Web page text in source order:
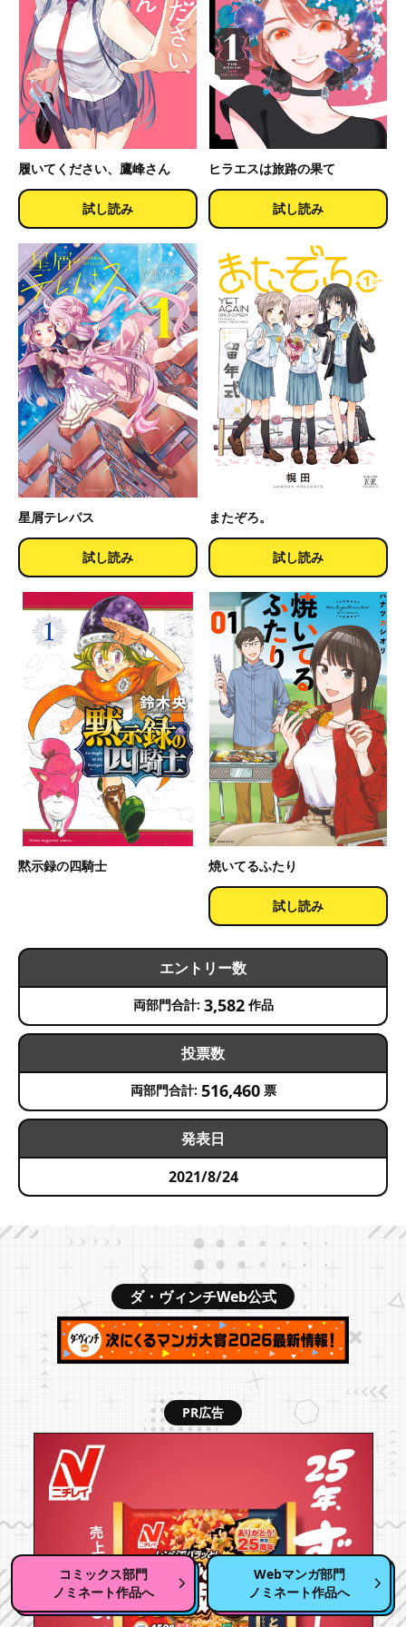
履いてください、鷹峰さん
試し読み
ヒラエスは旅路の果て
試し読み
星屑テレパス
試し読み
またぞろ。
試し読み
黙示録の四騎士 焼いてるふたり
試し読み
エントリー数
両部門合計: 3,582 作品
投票数
両部門合計: 516,460 票
発表日
2021/8/24
ダ・ヴィンチWeb公式
PR広告
コミックス部門
ノミネート作品へ
Webマンガ部門
ノミネート作品へ